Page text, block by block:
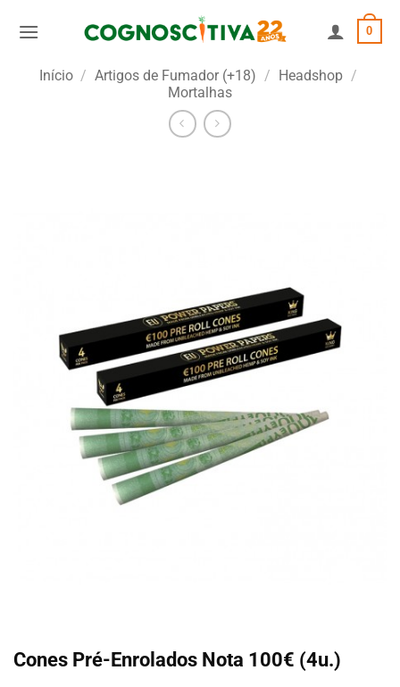
0
Início / Artigos de Fumador (+18) / Headshop /
Mortalhas
Cones Pré-Enrolados Nota 100€ (4u.)